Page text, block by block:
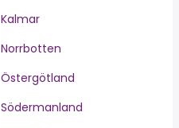
Kalmar
Norrbotten
Östergötland
Södermanland